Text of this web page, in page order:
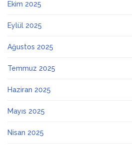
Ekim 2025
Eylül 2025
Ağustos 2025
Temmuz 2025
Haziran 2025
Mayıs 2025
Nisan 2025